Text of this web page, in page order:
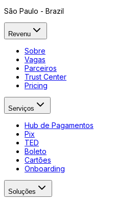
São Paulo - Brazil
Revenu
Sobre
Vagas
Parceiros
Trust Center
Pricing
Serviços
Hub de Pagamentos
Pix
TED
Boleto
Cartões
Onboarding
Soluções